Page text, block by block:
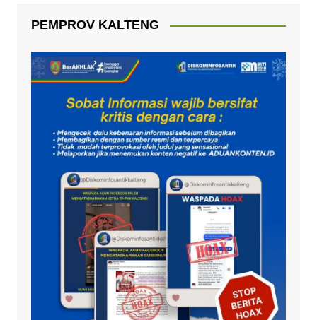
PEMPROV KALTENG